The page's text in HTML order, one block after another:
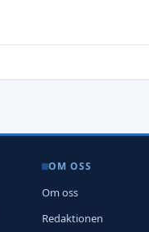
OM OSS
Om oss
Redaktionen